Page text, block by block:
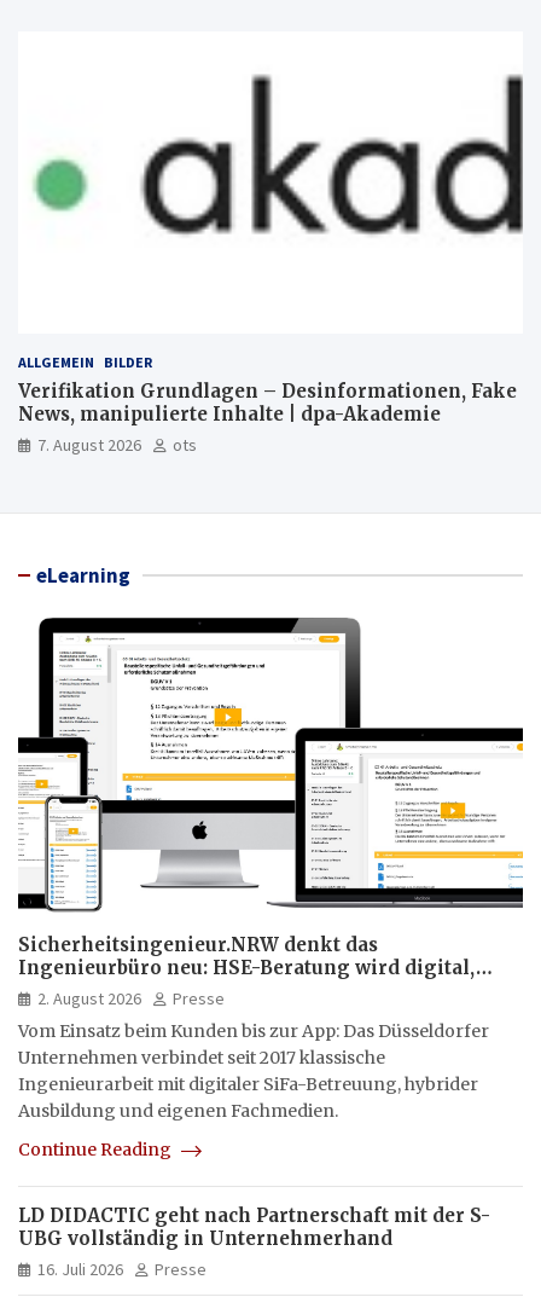
ALLGEMEIN BILDER
Verifikation Grundlagen – Desinformationen, Fake
News, manipulierte Inhalte | dpa-Akademie
7. August 2026 ots
eLearning
Sicherheitsingenieur.NRW denkt das
Ingenieurbüro neu: HSE-Beratung wird digital,
hybrid und multimedial
2. August 2026
Presse
Vom Einsatz beim Kunden bis zur App: Das Düsseldorfer
Unternehmen verbindet seit 2017 klassische
Ingenieurarbeit mit digitaler SiFa-Betreuung, hybrider
Ausbildung und eigenen Fachmedien.
Continue Reading
LD DIDACTIC geht nach Partnerschaft mit der S-
UBG vollständig in Unternehmerhand
16. Juli 2026 Presse